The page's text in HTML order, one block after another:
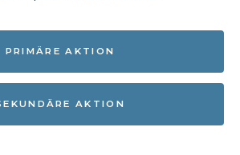
PRIMÄRE AKTION
AKTION